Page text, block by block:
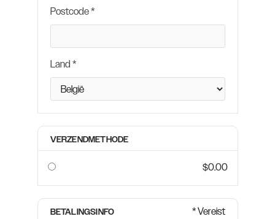
Postcode *
Land *
VERZENDMETHODE
$0.00
BETALINGSINFO * Vereist